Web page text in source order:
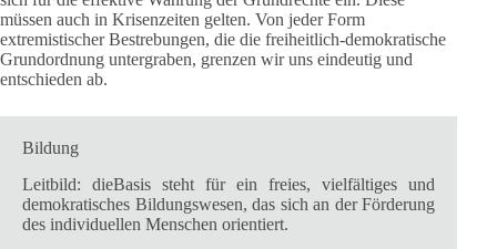
müssen auch in Krisenzeiten gelten. Von jeder Form
extremistischer Bestrebungen, die die freiheitlich-demokratische
Grundordnung untergraben, grenzen wir uns eindeutig und
entschieden ab.
Bildung
Leitbild: dieBasis steht für ein freies, vielfältiges und
demokratisches Bildungswesen, das sich an der Förderung
des individuellen Menschen orientiert.